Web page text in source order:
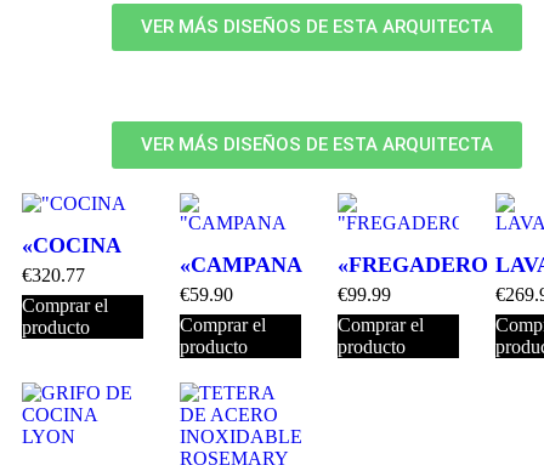
VER MÁS DISEÑOS DE ESTA ARQUITECTA
VER MÁS DISEÑOS DE ESTA ARQUITECTA
«COCINA
€320.77
Comprar el
producto
«CAMPANA
€59.90
Comprar el
producto
«FREGADERO
€99.99
Comprar el
producto
€